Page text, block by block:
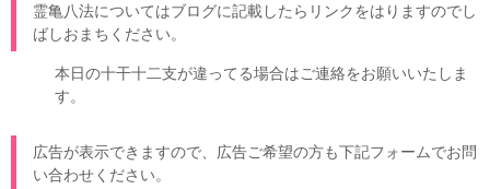
霊亀八法についてはブログに記載したらリンクをはりますのでし
ばしおまちください。
本日の十干十二支が違ってる場合はご連絡をお願いいたしま
す。
広告が表示できますので、広告ご希望の方も下記フォームでお問
い合わせください。